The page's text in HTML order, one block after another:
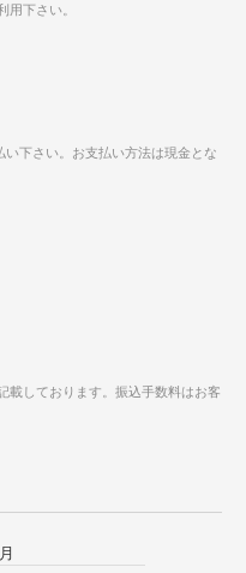
用下さい。
下さい。お支払い方法は現金とな
載しております。振込手数料はお客